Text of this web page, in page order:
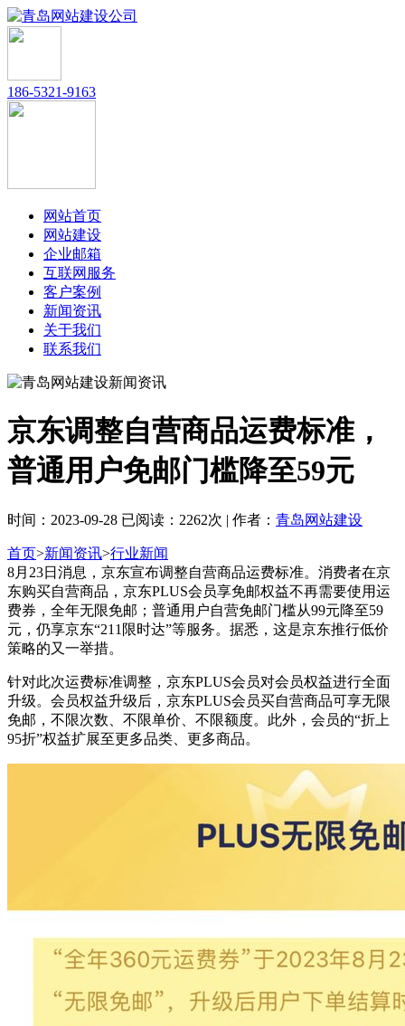
186-5321-9163
网站首页
网站建设
企业邮箱
互联网服务
客户案例
新闻资讯
关于我们
联系我们
京东调整自营商品运费标准，
普通用户免邮门槛降至59元
时间：2023-09-28 已阅读：2262次 | 作者： 青岛网站建设
首页>新闻资讯>行业新闻
8月23日消息，京东宣布调整自营商品运费标准。消费者在京
东购买自营商品，京东PLUS会员享免邮权益不再需要使用运
费券，全年无限免邮；普通用户自营免邮门槛从99元降至59
元，仍享京东“211限时达”等服务。据悉，这是京东推行低价
策略的又一举措。
针对此次运费标准调整，京东PLUS会员对会员权益进行全面
升级。会员权益升级后，京东PLUS会员买自营商品可享无限
免邮，不限次数、不限单价、不限额度。此外，会员的“折上
95折”权益扩展至更多品类、更多商品。